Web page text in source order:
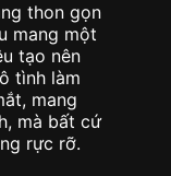
thon gọn
mang một
tạo nên
tình làm
mang
mà bất cứ
rực rỡ.